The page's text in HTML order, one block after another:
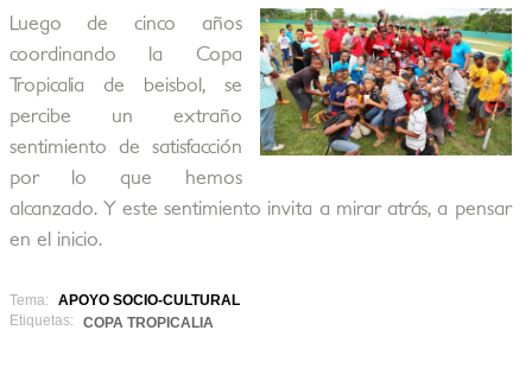
Luego de cinco años
coordinando la Copa
Tropicalia de beisbol, se
percibe un extraño
sentimiento de satisfacción
por lo que hemos
alcanzado. Y este sentimiento invita a mirar atrás, a pensar
en el inicio.
Tema:
APOYO SOCIO-CULTURAL
Etiquetas:
COPA TROPICALIA